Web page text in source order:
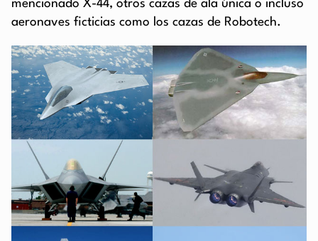
mencionado X-44, otros cazas de ala única o incluso
aeronaves ficticias como los cazas de Robotech.